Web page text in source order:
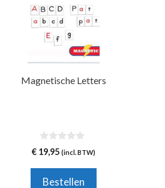
Magnetische Letters
0
v
5
€19,95 (incl. BTW)
Bestellen